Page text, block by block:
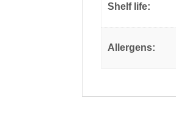
Shelf life:
Allergens: